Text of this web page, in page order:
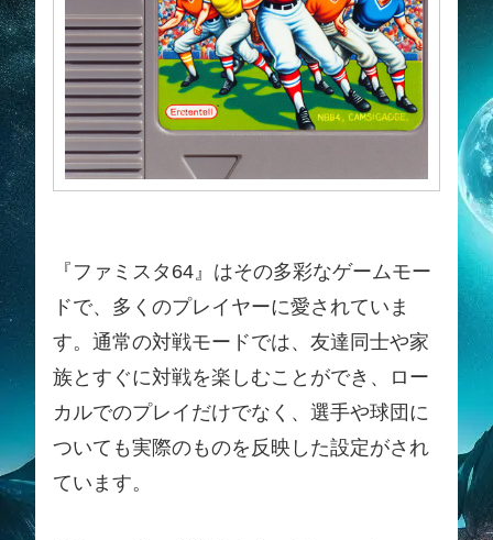
『ファミスタ64』はその多彩なゲームモー
ドで、多くのプレイヤーに愛されていま
す。通常の対戦モードでは、友達同士や家
族とすぐに対戦を楽しむことができ、ロー
カルでのプレイだけでなく、選手や球団に
ついても実際のものを反映した設定がされ
ています。